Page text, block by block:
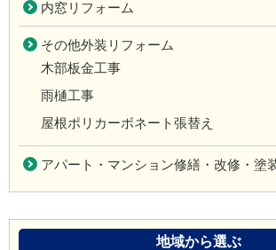
内窓リフォーム
その他外装リフォーム
木部板金工事
雨樋工事
屋根ポリカーボネート張替え
アパート・マンション修繕・改修・塗
地域から選ぶ